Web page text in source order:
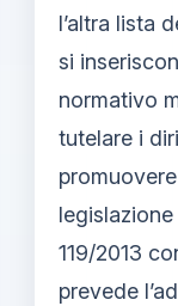
l’altra lista
si
normativo
tutelare i
119/2013
prevede